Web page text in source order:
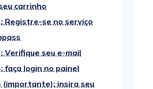
carrinho
Registre-se no serviço
Verifique seu e-mail
faça login no painel
(importante): insira seu